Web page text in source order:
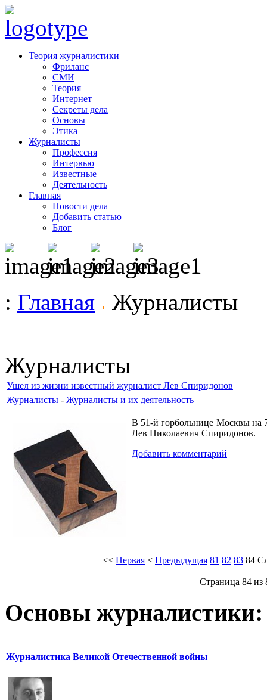
Теория журналистики
Фриланс
СМИ
Теория
Интернет
Секреты дела
Основы
Этика
Журналисты
Профессия
Интервью
Известные
Деятельность
Главная
Новости дела
Добавить статью
Блог
: Главная Журналисты
Журналисты
Ушел из жизни известный журналист Лев Спиридонов
Журналисты - Журналисты и их деятельность
В 51-й горбольнице Москвы на
Лев Николаевич Спиридонов.
Добавить комментарий
<< Первая < Предыдущая 81 82 83 84
Страница 84 из
Основы журналистики:
Журналистика Великой Отечественной войны